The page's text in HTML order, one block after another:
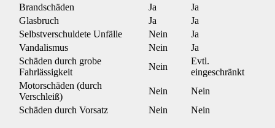
Brandschäden
Ja
Ja
Glasbruch
Ja
Ja
Selbstverschuldete Unfälle
Nein
Ja
Vandalismus
Nein
Ja
Schäden durch grobe
Fahrlässigkeit
Nein
Evtl.
eingeschränkt
Motorschäden (durch
Verschleiß)
Nein
Nein
Schäden durch Vorsatz
Nein Nein